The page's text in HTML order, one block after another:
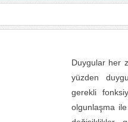
Duygular her
yüzden
gerekli
olgunlaşma ile